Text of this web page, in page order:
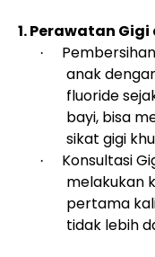
1. Perawatan
·
anak
fluoride
bayi, bisa
sikat gigi
·
Konsultasi
melakukan
pertama
tidak lebih